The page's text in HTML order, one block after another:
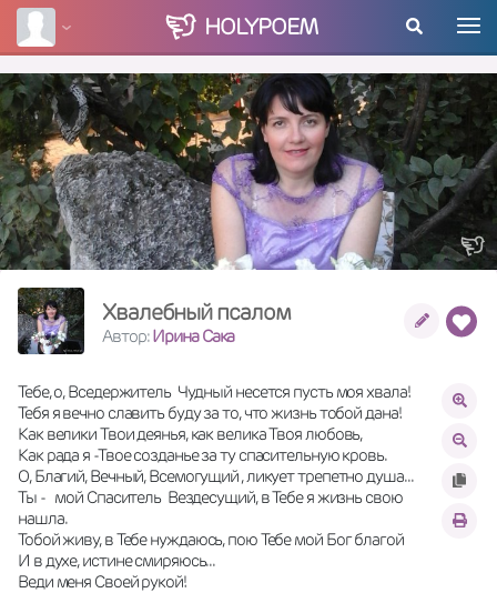
HOLYPOEM
Хвалебный псалом
Автор:Ирина Сака
Тебе, о, Вседержитель  Чудный несется пусть моя хвала!
Тебя я вечно славить буду за то, что жизнь тобой дана!
Как велики Твои деянья, как велика Твоя любовь,
Как рада я -Твое созданье за ту спасительную кровь.
О, Благий, Вечный, Всемогущий , ликует трепетно душа...
Ты -   мой Спаситель  Вездесущий, в Тебе я жизнь свою
нашла.
Тобой живу, в Тебе нуждаюсь, пою Тебе мой Бог благой
И в духе, истине смиряюсь...
Веди меня Своей рукой!